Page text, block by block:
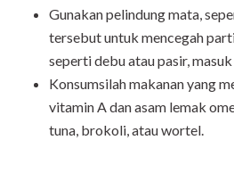
Gunakan pelindung mata,
tersebut untuk mencegah
seperti debu atau pasir,
Konsumsilah makanan yang
vitamin A dan asam lemak
tuna, brokoli, atau wortel.